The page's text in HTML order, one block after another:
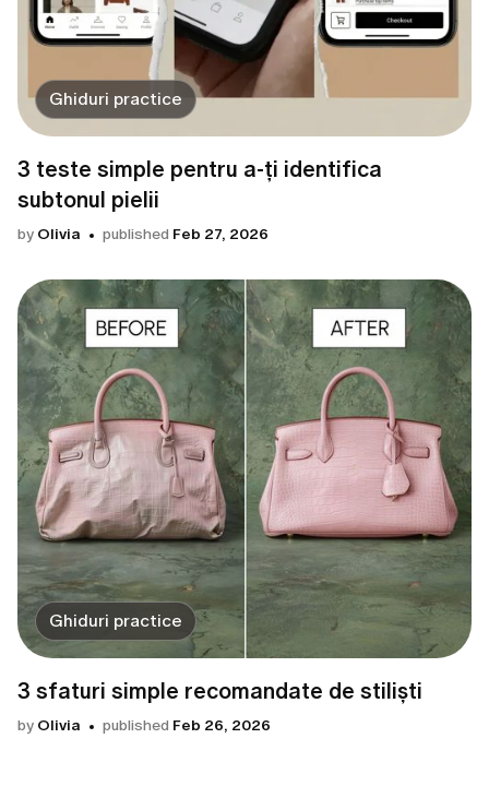
Ghiduri practice
3 teste simple pentru a-ți identifica
subtonul pielii
by Olivia published Feb 27, 2026
Ghiduri practice
3 sfaturi simple recomandate de stiliști
by Olivia published Feb 26, 2026